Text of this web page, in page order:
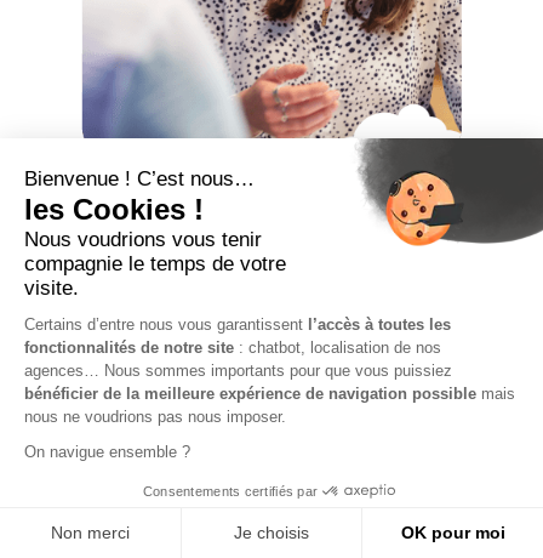
Le portage salarial en
ressources humaines
De nombreuses entreprises sont confrontées à des
défis en matière deressources humaines
problématiques de recrutement, situations
n’hésitent plus aujourd’hui à s’entourer de
professionnels
externesspécialisés dans leconseilet